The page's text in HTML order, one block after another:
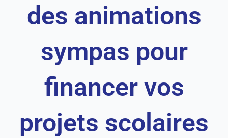
des animations
sympas pour
financer vos
projets scolaires